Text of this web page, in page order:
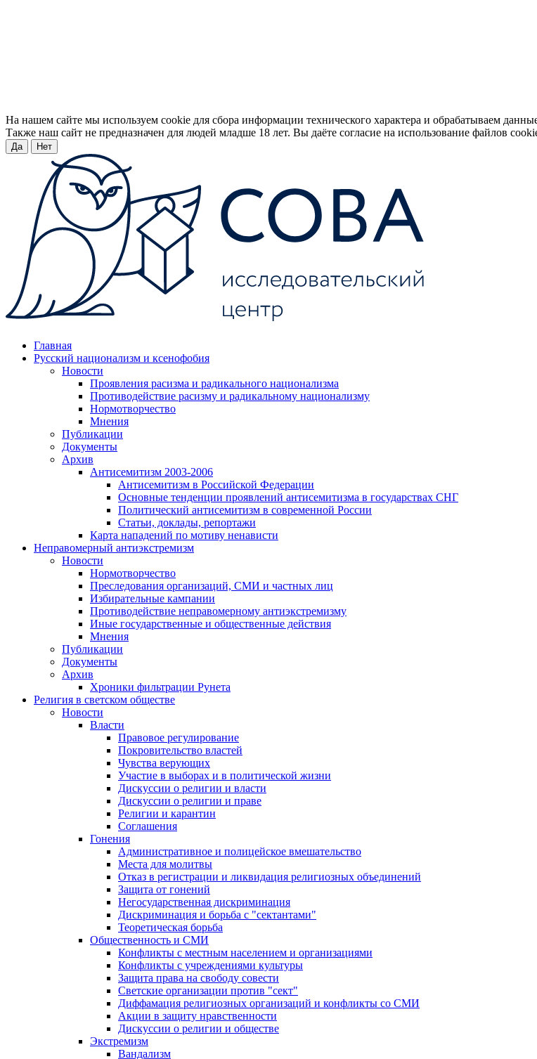
На нашем сайте мы используем cookie для сбора информации технического характера и обрабатываем
Также наш сайт не предназначен для людей младше 18 лет. Вы даёте согласие на использование файлов
Да Нет
Главная
Русский национализм и ксенофобия
Новости
Проявления расизма и радикального национализма
Противодействие расизму и радикальному национализму
Нормотворчество
Мнения
Публикации
Документы
Архив
Антисемитизм 2003-2006
Антисемитизм в Российской Федерации
Основные тенденции проявлений антисемитизма в государствах СНГ
Политический антисемитизм в современной России
Статьи, доклады, репортажи
Карта нападений по мотиву ненависти
Неправомерный антиэкстремизм
Новости
Нормотворчество
Преследования организаций, СМИ и частных лиц
Избирательные кампании
Противодействие неправомерному антиэкстремизму
Иные государственные и общественные действия
Мнения
Публикации
Документы
Архив
Хроники фильтрации Рунета
Религия в светском обществе
Новости
Власти
Правовое регулирование
Покровительство властей
Чувства верующих
Участие в выборах и в политической жизни
Дискуссии о религии и власти
Дискуссии о религии и праве
Религии и карантин
Соглашения
Гонения
Административное и полицейское вмешательство
Места для молитвы
Отказ в регистрации и ликвидация религиозных объединений
Защита от гонений
Негосударственная дискриминация
Дискриминация и борьба с "сектантами"
Теоретическая борьба
Общественность и СМИ
Конфликты с местным населением и организациями
Конфликты с учреждениями культуры
Защита права на свободу совести
Светские организации против "сект"
Диффамация религиозных организаций и конфликты со СМИ
Акции в защиту нравственности
Дискуссии о религии и обществе
Экстремизм
Вандализм